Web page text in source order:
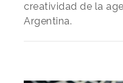
creatividad de la
Argentina.